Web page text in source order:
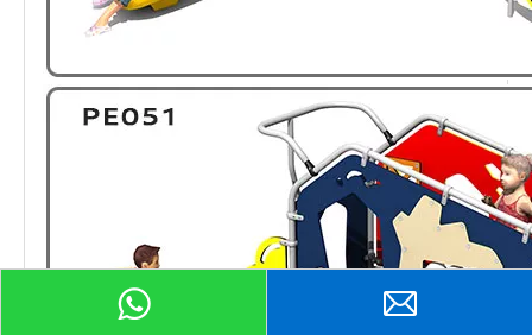
Peticiones sobre producto